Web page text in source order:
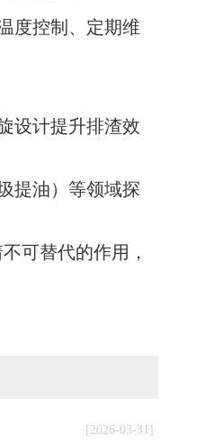
度控制、定期维
设计提升排渣效
提油）等领域探
可替代的作用，
[2026-03-31]